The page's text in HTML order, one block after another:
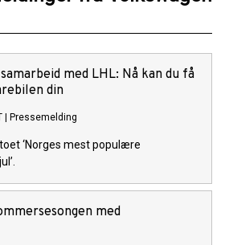
med LHL: Nå kan du få
din
Pressemelding
‘Norges mest populære
med